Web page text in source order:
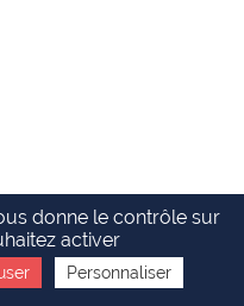
donne le contrôle sur
activer
Personnaliser